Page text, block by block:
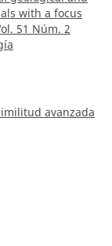
with a focus
51 Núm. 2
avanzada